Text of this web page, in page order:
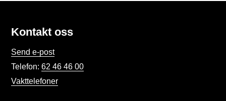
Kontakt oss
Send e-post
Telefon:62 46 46 00
Vakttelefoner